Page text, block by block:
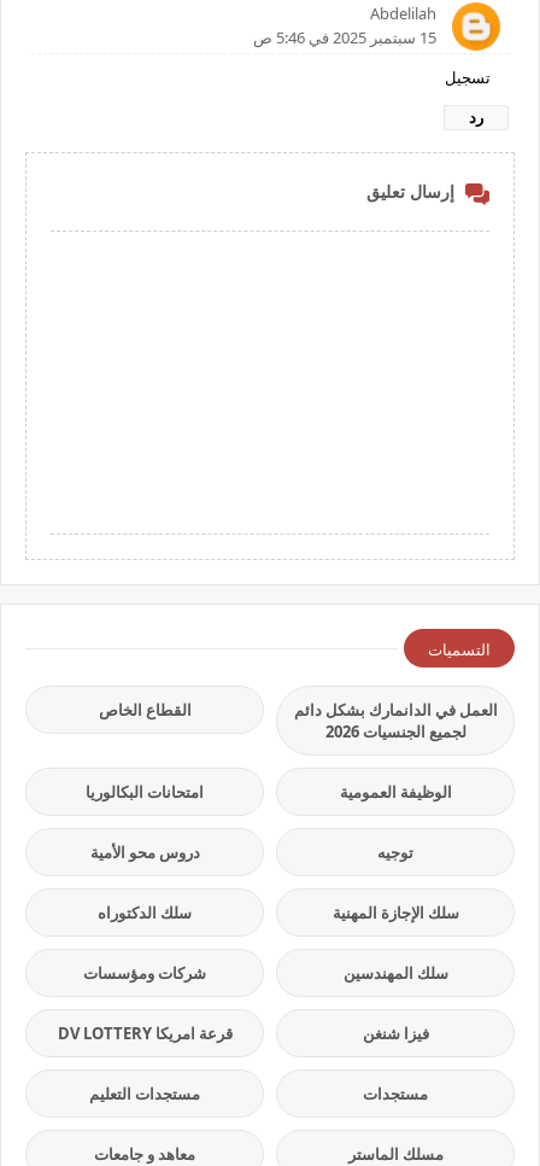
Abdelilah
15 سبتمبر 2025 في 5:46 ص
تسجيل
رد
إرسال تعليق
التسميات
العمل في الدانمارك بشكل دائم
لجميع الجنسيات 2026
القطاع الخاص
الوظيفة العمومية امتحانات البكالوريا
توجيه دروس محو الأمية
سلك الإجازة المهنية سلك الدكتوراه
سلك المهندسين شركات ومؤسسات
فيزا شنغن قرعة امريكا DV LOTTERY
مستجدات مستجدات التعليم
مسلك الماستر معاهد و جامعات